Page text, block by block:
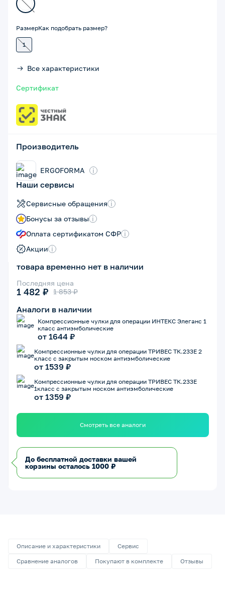
РазмерКак подобрать размер?
1
Все характеристики
Сертификат
Производитель
ERGOFORMA i
Наши сервисы
Сервисные обращения i
Бонусы за отзывы i
Оплата сертификатом СФР i
Акции i
товара временно нет в наличии
Последняя цена
1 482 ₽
Аналоги в наличии
Компрессионные чулки для операции ИНТЕКС Элеганс 1
класс антиэмболические
от 1644 ₽
Компрессионные чулки для операции ТРИВЕС ТК.233Е 2
класс с закрытым носком антиэмболические
от 1539 ₽
Компрессионные чулки для операции ТРИВЕС ТК.233Е
1класс с закрытым носком антиэмболические
от 1359 ₽
Смотреть все аналоги
До бесплатной доставки вашей
корзины осталось 1000 ₽
Описание и характеристики
Сервис
Сравнение аналогов
Покупают в комплекте Отзывы